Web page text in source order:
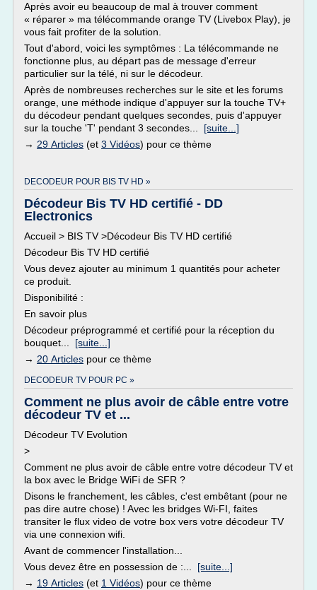
Après avoir eu beaucoup de mal à trouver comment
« réparer » ma télécommande orange TV (Livebox Play), je
vous fait profiter de la solution.
Tout d'abord, voici les symptômes : La télécommande ne
fonctionne plus, au départ pas de message d'erreur
particulier sur la télé, ni sur le décodeur.
Après de nombreuses recherches sur le site et les forums
orange, une méthode indique d'appuyer sur la touche TV+
du décodeur pendant quelques secondes, puis d'appuyer
sur la touche 'T' pendant 3 secondes... [suite...]
→ 29 Articles (et 3 Vidéos) pour ce thème
DECODEUR POUR BIS TV HD »
Décodeur Bis TV HD certifié - DD
Electronics
Accueil > BIS TV >Décodeur Bis TV HD certifié
Décodeur Bis TV HD certifié
Vous devez ajouter au minimum 1 quantités pour acheter
ce produit.
Disponibilité :
En savoir plus
Décodeur préprogrammé et certifié pour la réception du
bouquet... [suite...]
→ 20 Articles pour ce thème
DECODEUR TV POUR PC »
Comment ne plus avoir de câble entre votre
décodeur TV et ...
Décodeur TV Evolution
>
Comment ne plus avoir de câble entre votre décodeur TV et
la box avec le Bridge WiFi de SFR ?
Disons le franchement, les câbles, c'est embêtant (pour ne
pas dire autre chose) ! Avec les bridges Wi-FI, faites
transiter le flux video de votre box vers votre décodeur TV
via une connexion wifi.
Avant de commencer l'installation...
Vous devez être en possession de :... [suite...]
→ 19 Articles (et 1 Vidéos) pour ce thème